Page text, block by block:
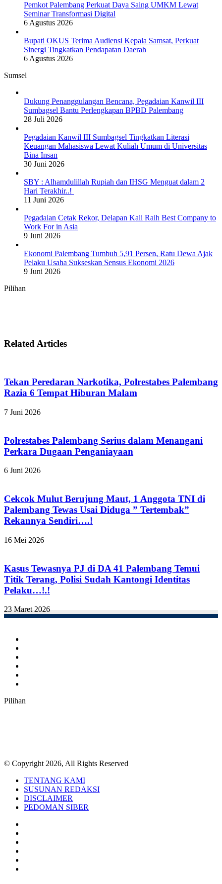
Pemkot Palembang Perkuat Daya Saing UMKM Lewat
Seminar Transformasi Digital
6 Agustus 2026
Bupati OKUS Terima Audiensi Kepala Samsat, Perkuat
Sinergi Tingkatkan Pendapatan Daerah
6 Agustus 2026
Sumsel
Dukung Penanggulangan Bencana, Pegadaian Kanwil III
Sumbagsel Bantu Perlengkapan BPBD Palembang
28 Juli 2026
Pegadaian Kanwil III Sumbagsel Tingkatkan Literasi
Keuangan Mahasiswa Lewat Kuliah Umum di Universitas
Bina Insan
30 Juni 2026
SBY : Alhamdulillah Rupiah dan IHSG Menguat dalam 2
Hari Terakhir..!
11 Juni 2026
Pegadaian Cetak Rekor, Delapan Kali Raih Best Company to
Work For in Asia
9 Juni 2026
Ekonomi Palembang Tumbuh 5,91 Persen, Ratu Dewa Ajak
Pelaku Usaha Sukseskan Sensus Ekonomi 2026
9 Juni 2026
Pilihan
Related Articles
Tekan Peredaran Narkotika, Polrestabes Palembang
Razia 6 Tempat Hiburan Malam
7 Juni 2026
Polrestabes Palembang Serius dalam Menangani
Perkara Dugaan Penganiayaan
6 Juni 2026
Cekcok Mulut Berujung Maut, 1 Anggota TNI di
Palembang Tewas Usai Diduga ” Tertembak”
Rekannya Sendiri….!
16 Mei 2026
Kasus Tewasnya PJ di DA 41 Palembang Temui
Titik Terang, Polisi Sudah Kantongi Identitas
Pelaku…!.!
23 Maret 2026
Pilihan
© Copyright 2026, All Rights Reserved
TENTANG KAMI
SUSUNAN REDAKSI
DISCLAIMER
PEDOMAN SIBER